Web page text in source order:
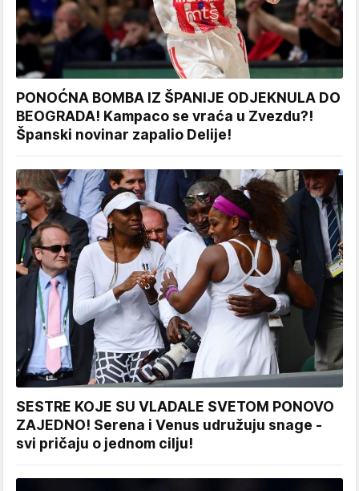
PONOĆNA BOMBA IZ ŠPANIJE ODJEKNULA DO
BEOGRADA! Kampaco se vraća u Zvezdu?!
Španski novinar zapalio Delije!
SESTRE KOJE SU VLADALE SVETOM PONOVO
ZAJEDNO! Serena i Venus udružuju snage -
svi pričaju o jednom cilju!